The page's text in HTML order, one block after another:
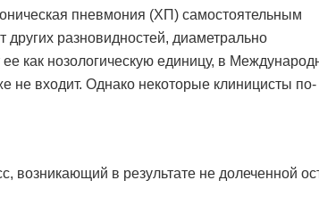
пневмония (ХП) самостоятельным
разновидностей, диаметрально
как нозологическую единицу, в
не входит. Однако некоторые клиницисты по-
возникающий в результате не долеченной